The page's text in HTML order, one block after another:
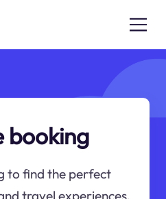
booking
to find the perfect
travel experiences,